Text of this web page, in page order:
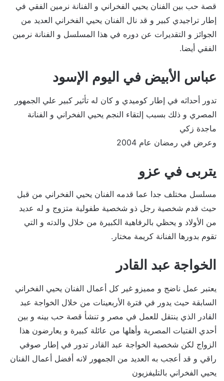
قصة حب بين الفنان يحيي الفخراني و الفنانة نرمين الفقي في
إطار تراجيدي كبير و قد نال الفنان يحيي الفخراني العديد من
الجوائز و التقديرات عن دوره في هذا المسلسل و الفنانة نرمين
الفقي أيضا.
عباس الأبيض في اليوم الإسود
تدور أحداثه في إطار كوميدي و كان له تأثير كبير علي الجمهور
المصري و ذلك بسبب إلتقاء النجم يحيي الفخراني و الفنانة
ماجدة زكي
وعرض في رمضان عام 2004
يتربى في عزو
مسلسل مختلف جدا عما قدمه الفنان يحيي الفخراني من قبل
حيث قدم شخصية رجل ذو شخصية طفولية متزوج و له عديد
من الأولاد و يحظي بالرفاهية الكبيرة من خلال والدته و التي
تقوم بدورها الفنانة كريمة مختار.
الخواجة عبد القادر
يعتبر عمل ناضج و مميزو غير كل أعمال الفنان يحيي الفخراني
السابقة حيث يدور في فترة الأربعينات من خلال الخواجة عبد
القادر الذي ينتقل للعمل في مصر و تنشأ قصة حب بينه و بين
أحدي الفتيات المصرية وأهلها من عائلة كبيرة و يعارضون هذا
الزواج لكن شخصية الخواجة عبد القادر تدور في إطار صوفي
راقي و قد أعجب به العديد من الجمهور لانه أفضل أعمال الفنان
يحيي الفخراني بالتليفزيون